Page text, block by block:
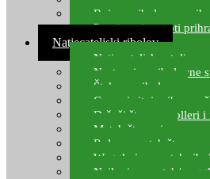
Boje za ribolovnu
Provjereni recepti
Natjecateljski ribolov
Natjecateljske stolice
Nastavci za ribolovne
Šteke za ribolov
Gume i sitni pribor za
Držači štapova rolleri i
Match štapovi
Role za match štapove
Waggleri za match
Najloni za match/